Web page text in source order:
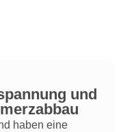
und
haben eine